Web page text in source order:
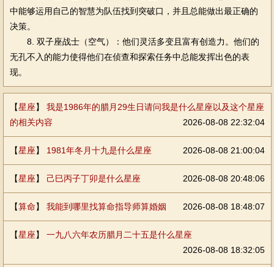
中能够运用自己的智慧为队伍找到突破口，并且总能做出最正确的
决策。
8. 双子座战士（空气）：他们灵活多变且富有创造力。他们的
无孔不入的能力使得他们在侦查和探索任务中总能发挥出色的表
现。
【星座】 我是1986年的腊月29生日请问我是什么星座以及这个星座
的相关内容
2026-08-08 22:32:04
【星座】 1981年冬月十九是什么星座 2026-08-08 21:00:04
【星座】 己巳丙子丁卯是什么星座 2026-08-08 20:48:06
【算命】 我能到哪里找算命指导师算婚姻 2026-08-08 18:48:07
【星座】 一九八六年农历腊月二十五是什么星座
2026-08-08 18:32:05